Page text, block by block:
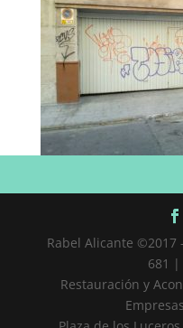
Rabel Alicante ©2017
681 |
Restauración y